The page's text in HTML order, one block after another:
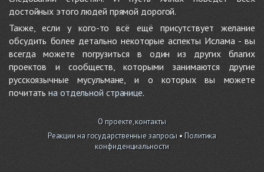
достойных этого людей прямой дорогой.
Также, если у кого-то всё ещё присутствует желание
обсудить более детально некоторые аспекты Ислама - вы
всегда можете погрузиться в один из других благих
проектов и сообществ, которыми занимаются другие
русскоязычные мусульмане, и о которых вы можете
почитатьна отдельной странице.
О проекте, контакты
Реакции на государственные запросы •Политика
конфиденциальности